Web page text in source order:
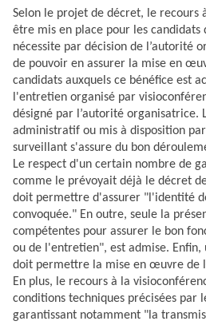
Selon le projet de décret, le recours
être mis en place pour les candidats
nécessite par décision de l’autorité
de pouvoir en assurer la mise en
candidats auxquels ce bénéfice est
l'entretien organisé par
désigné par l’autorité organisatrice.
administratif ou mis à disposition
surveillant s'assure du bon
Le respect d'un certain nombre de
comme le prévoyait déjà le décret
doit permettre d'assurer "l'identité
convoquée." En outre, seule la
compétentes pour assurer le bon
ou de l'entretien", est admise. Enfin,
doit permettre la mise en œuvre de
En plus, le recours à la
conditions techniques précisées par
garantissant notamment "la